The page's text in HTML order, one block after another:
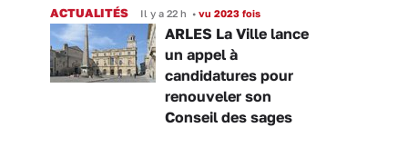
ACTUALITÉS Il y a 22 h • vu 2023 fois
ARLES La Ville lance
un appel à
candidatures pour
renouveler son
Conseil des sages